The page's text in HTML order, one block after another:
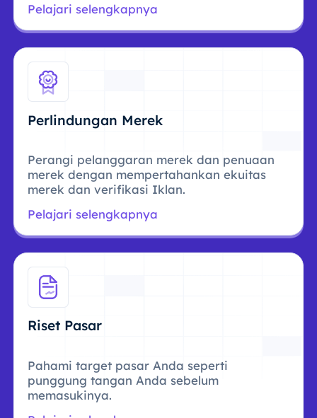
Pelajari selengkapnya
Perlindungan Merek
Perangi pelanggaran merek dan penuaan
merek dengan mempertahankan ekuitas
merek dan verifikasi Iklan.
Pelajari selengkapnya
Riset Pasar
Pahami target pasar Anda seperti
punggung tangan Anda sebelum
memasukinya.